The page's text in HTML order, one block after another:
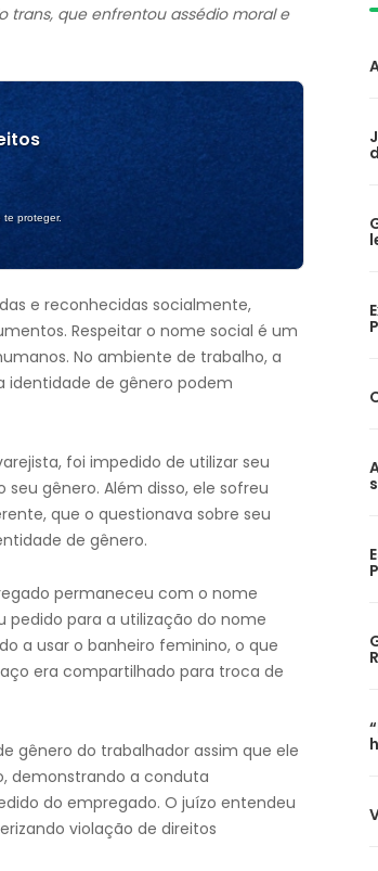
trans, que enfrentou assédio moral e
proteger.
e reconhecidas socialmente,
Respeitar o nome social é um
No ambiente de trabalho, a
identidade de gênero podem
foi impedido de utilizar seu
gênero. Além disso, ele sofreu
que o questionava sobre seu
de gênero.
permaneceu com o nome
pedido para a utilização do nome
a usar o banheiro feminino, o que
era compartilhado para troca de
gênero do trabalhador assim que ele
demonstrando a conduta
do empregado. O juízo entendeu
violação de direitos